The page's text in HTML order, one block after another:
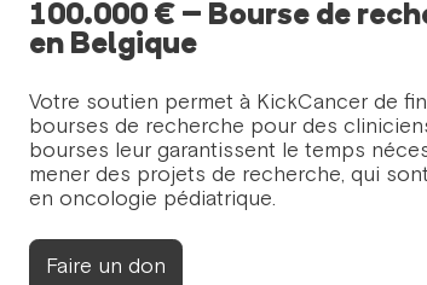
100.000 € – Bourse de
en Belgique
Votre soutien permet à KickCancer de
bourses de recherche pour des
bourses leur garantissent le temps
mener des projets de recherche, qui
en oncologie pédiatrique.
Faire un don